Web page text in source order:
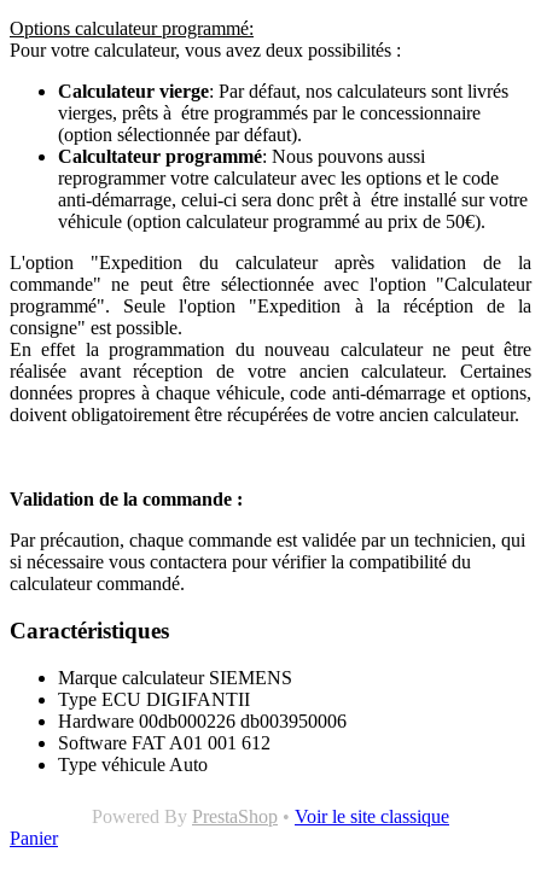
Options calculateur programmé:
Pour votre calculateur, vous avez deux possibilités :
Calculateur vierge: Par défaut, nos calculateurs sont livrés
vierges, prêts à étre programmés par le concessionnaire
(option sélectionnée par défaut).
Calcultateur programmé: Nous pouvons aussi
reprogrammer votre calculateur avec les options et le code
anti-démarrage, celui-ci sera donc prêt à étre installé sur votre
véhicule (option calculateur programmé au prix de 50€).
L'option "Expedition du calculateur après validation de la
commande" ne peut être sélectionnée avec l'option "Calculateur
programmé". Seule l'option "Expedition à la récéption de la
consigne" est possible.
En effet la programmation du nouveau calculateur ne peut être
réalisée avant réception de votre ancien calculateur. Certaines
données propres à chaque véhicule, code anti-démarrage et options,
doivent obligatoirement être récupérées de votre ancien calculateur.
Validation de la commande :
Par précaution, chaque commande est validée par un technicien, qui
si nécessaire vous contactera pour vérifier la compatibilité du
calculateur commandé.
Caractéristiques
Marque calculateur SIEMENS
Type ECU DIGIFANTII
Hardware 00db000226 db003950006
Software FAT A01 001 612
Type véhicule Auto
Powered By PrestaShop • Voir le site classique
Panier